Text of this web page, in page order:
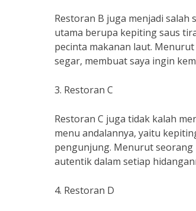
Restoran B juga menjadi
utama berupa kepiting saus
pecinta makanan laut.
segar, membuat saya ingin
3. Restoran C
Restoran C juga tidak kalah
menu andalannya, yaitu
pengunjung. Menurut seorang
autentik dalam setiap
4. Restoran D